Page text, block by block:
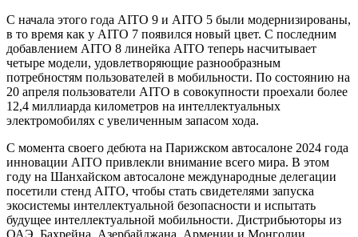
С начала этого года AITO 9 и AITO 5 были модернизированы,
в то время как у AITO 7 появился новый цвет. С последним
добавлением AITO 8 линейка AITO теперь насчитывает
четыре модели, удовлетворяющие разнообразным
потребностям пользователей в мобильности. По состоянию на
20 апреля пользователи AITO в совокупности проехали более
12,4 миллиарда километров на интеллектуальных
электромобилях с увеличенным запасом хода.
С момента своего дебюта на Парижском автосалоне 2024 года
инновации AITO привлекли внимание всего мира. В этом
году на Шанхайском автосалоне международные делегации
посетили стенд AITO, чтобы стать свидетелями запуска
экосистемы интеллектуальной безопасности и испытать
будущее интеллектуальной мобильности. Дистрибьюторы из
ОАЭ, Бахрейна, Азербайджана, Армении и Монголии